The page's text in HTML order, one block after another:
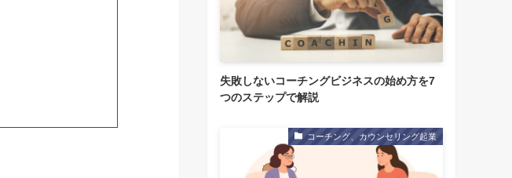
失敗しないコーチングビジネスの始め方を7
つのステップで解説
コーチング、カウンセリング起業